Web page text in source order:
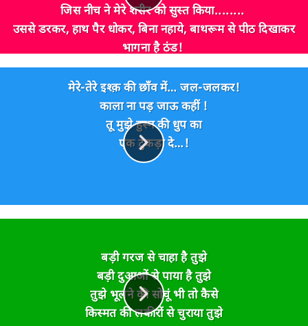
जिस नीच ने मेरे शरीर को सुस्त किया........
उससे डरकर, हाथ पैर धोकर, बिना नहाये,बाथरूम से पीठ दिखाकर
भागना है ठंड!
उस ठंड को मारने जा रहा हूँ मैं !.....
उसकी छाती चीरकर...... साबुन से नहाने जा रहा हूँ मैं....
जय~ माहिष्मती~ !!! 😡😜
मेरे-तेरे इश्क़ की छाँव में… जल-जलकर!
काला ना पड़ जाऊ कहीं !
तू मुझे हुस्न की धुप का
एक टुकड़ा दे…!
बड़ी गरज से चाहा है तुझे
बड़ी दुआओं से पाया है तुझे
तुझे भूलने की सोचूं भी तो कैसे
किस्मत की लकीरों से चुराया तुझे